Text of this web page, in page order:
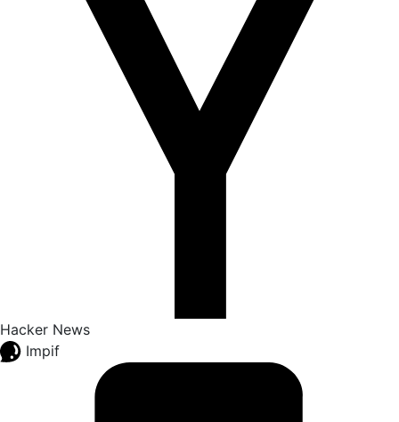
Hacker News
Impif